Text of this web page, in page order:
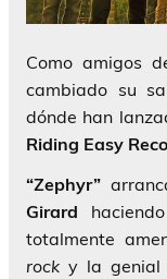
Como amigos
cambiado su
dónde han
Riding Easy
“Zephyr”
Girard
totalmente
rock y la genial